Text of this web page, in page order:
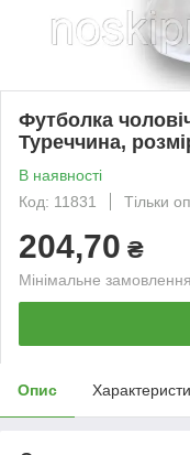
Футболка
Туреччина,
В наявності
Код: 11831
Тільки
204,70 ₴
Мінімальне
Опис